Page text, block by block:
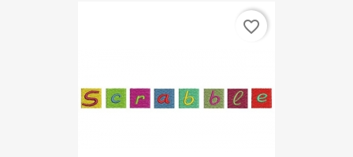
favorite_border